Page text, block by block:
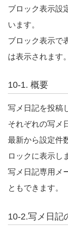
ブロック表示設
います。
ブロック表示で
は表示されます。
10-1. 概要
写メ日記を投稿
それぞれの写メ
最新から設定件
ロックに表示し
写メ日記専用メ
ともできます。
10-2.写メ日記